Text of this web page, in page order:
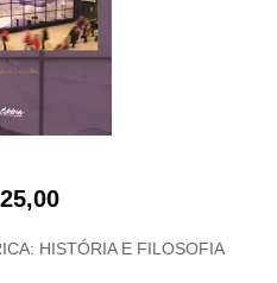
HISTÓRIA E FILOSOFIA